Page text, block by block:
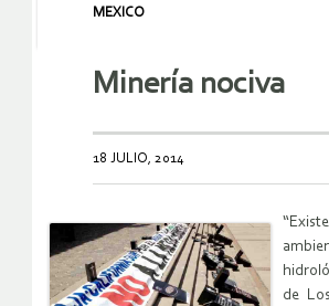
MEXICO
Minería nociva
18 JULIO, 2014
de